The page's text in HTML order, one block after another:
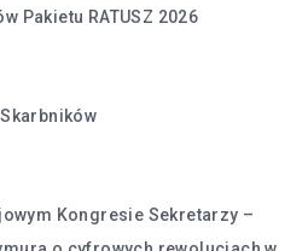
Pakietu RATUSZ 2026
Kongresie Sekretarzy –